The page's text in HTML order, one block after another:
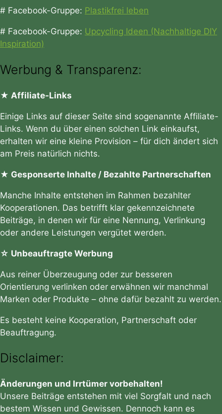
# Facebook-Gruppe: Plastikfrei leben
# Facebook-Gruppe: Upcycling Ideen (Nachhaltige DIY
Inspiration)
Werbung & Transparenz:
★ Affiliate-Links
Einige Links auf dieser Seite sind sogenannte Affiliate-
Links. Wenn du über einen solchen Link einkaufst,
erhalten wir eine kleine Provision – für dich ändert sich
am Preis natürlich nichts.
★ Gesponserte Inhalte / Bezahlte Partnerschaften
Manche Inhalte entstehen im Rahmen bezahlter
Kooperationen. Das betrifft klar gekennzeichnete
Beiträge, in denen wir für eine Nennung, Verlinkung
oder andere Leistungen vergütet werden.
☆ Unbeauftragte Werbung
Aus reiner Überzeugung oder zur besseren
Orientierung verlinken oder erwähnen wir manchmal
Marken oder Produkte – ohne dafür bezahlt zu werden.
Es besteht keine Kooperation, Partnerschaft oder
Beauftragung.
Disclaimer:
Änderungen und Irrtümer vorbehalten!
Unsere Beiträge entstehen mit viel Sorgfalt und nach
bestem Wissen und Gewissen. Dennoch kann es